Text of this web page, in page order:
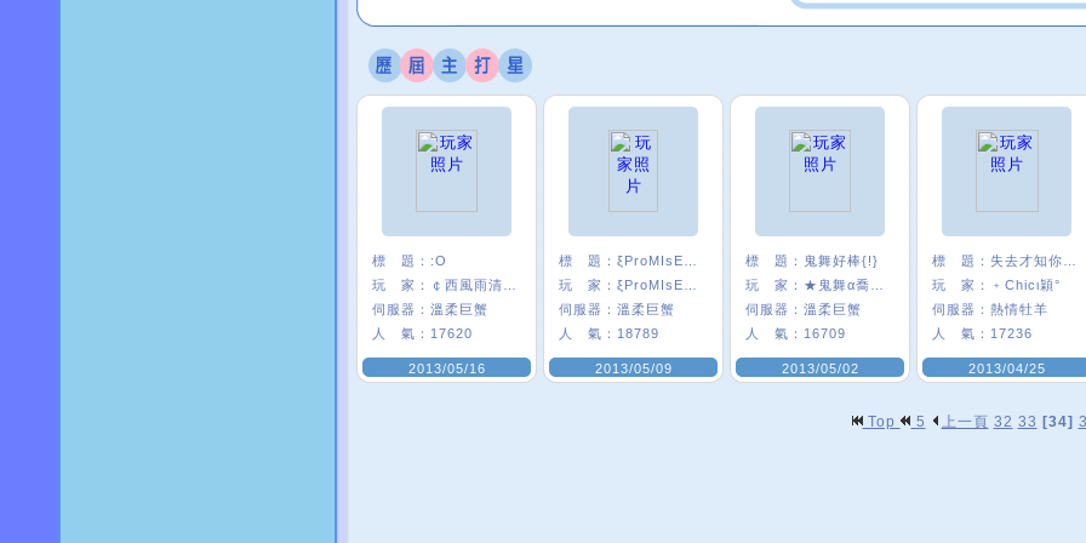
標 題： :O
玩 家：
伺服器： 溫柔巨蟹
人 氣： 17620
2013/05/16
標 題：
玩 家：
伺服器： 溫柔巨蟹
人 氣： 18789
2013/05/09
標 題：
鬼舞好棒{!}
玩 家：
伺服器： 溫柔巨蟹
人 氣： 16709
2013/05/02
標 題：
玩 家：
﹢Chicι穎°
伺服器： 熱情牡羊
人 氣： 17236
2013/04/25
Top 5 上一頁 32 33 [34]